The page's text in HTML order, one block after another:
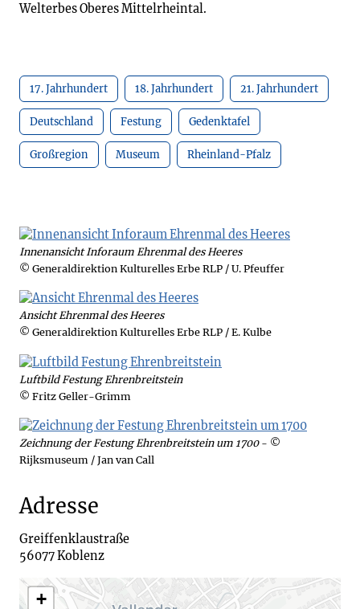
Welterbes Oberes Mittelrheintal.
17. Jahrhundert 18. Jahrhundert 21. Jahrhundert
Deutschland Festung Gedenktafel
Großregion Museum Rheinland-Pfalz
Innenansicht Inforaum Ehrenmal des Heeres
© Generaldirektion Kulturelles Erbe RLP / U. Pfeuffer
Ansicht Ehrenmal des Heeres
© Generaldirektion Kulturelles Erbe RLP / E. Kulbe
Luftbild Festung Ehrenbreitstein
© Fritz Geller-Grimm
Zeichnung der Festung Ehrenbreitstein um 1700 - ©
Rijksmuseum / Jan van Call
Adresse
Greiffenklaustraße
+